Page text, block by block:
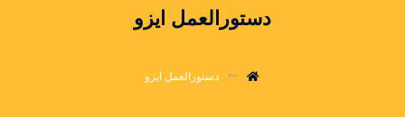
دستورالعمل ایزو
دستورالعمل ایزو